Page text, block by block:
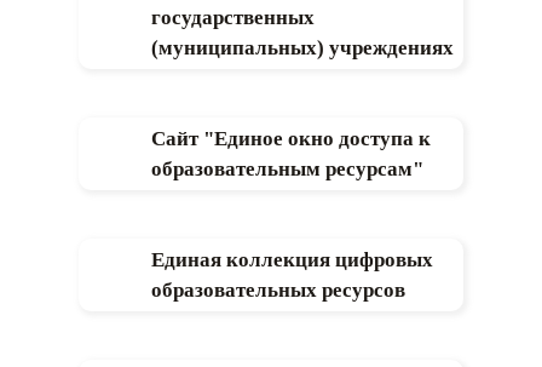
государственных
(муниципальных) учреждениях
Сайт "Единое окно доступа к
образовательным ресурсам"
Единая коллекция цифровых
образовательных ресурсов